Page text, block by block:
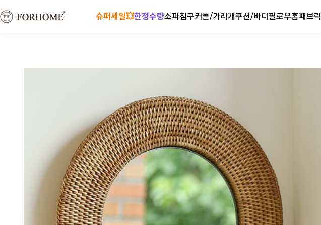
슈퍼세일💥한정수량소파침구커튼/가리개쿠션/바디필로우홈패브릭